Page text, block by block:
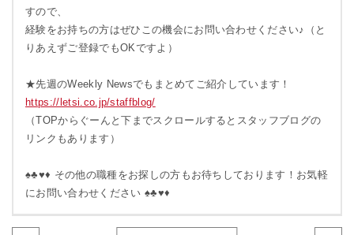
すので、
経験をお持ちの方はぜひこの機会にお問い合わせください♪（と
りあえずご登録でもOKですよ）
★先週のWeekly Newsでもまとめてご紹介しています！
https://letsi.co.jp/staffblog/
（TOPからぐーんと下までスクロールするとスタッフブログの
リンクもあります）
♠♣♥♦ その他の職種をお探しの方もお待ちしております！お気軽
にお問い合わせください ♠♣♥♦